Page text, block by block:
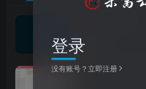
2 子比发帖文章
登录
没有账号？立即注册